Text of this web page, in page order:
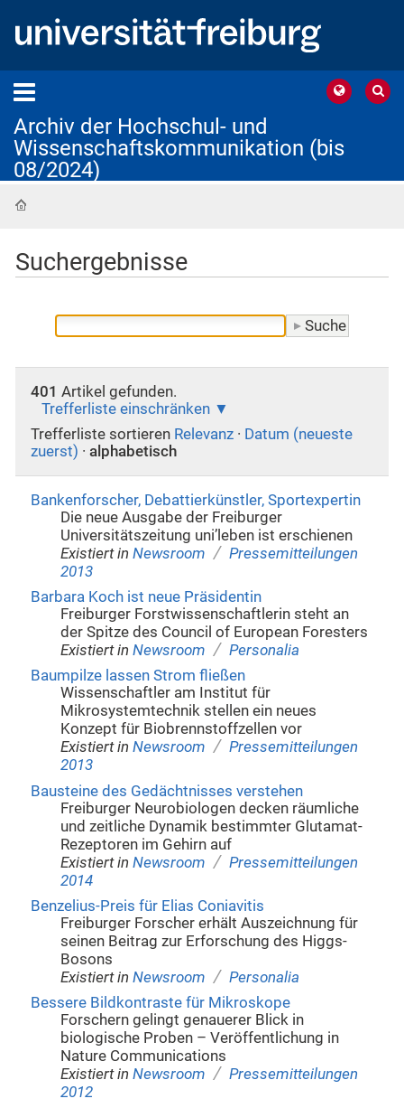
Archiv der Hochschul- und
Wissenschaftskommunikation (bis
08/2024)
Suchergebnisse
401 Artikel gefunden.
Trefferliste einschränken
Trefferliste sortieren Relevanz · Datum (neueste
zuerst) · alphabetisch
Bankenforscher, Debattierkünstler, Sportexpertin
Die neue Ausgabe der Freiburger
Universitätszeitung uni’leben ist erschienen
Existiert in Newsroom / Pressemitteilungen
2013
Barbara Koch ist neue Präsidentin
Freiburger Forstwissenschaftlerin steht an
der Spitze des Council of European Foresters
Existiert in Newsroom / Personalia
Baumpilze lassen Strom fließen
Wissenschaftler am Institut für
Mikrosystemtechnik stellen ein neues
Konzept für Biobrennstoffzellen vor
Existiert in Newsroom / Pressemitteilungen
2013
Bausteine des Gedächtnisses verstehen
Freiburger Neurobiologen decken räumliche
und zeitliche Dynamik bestimmter Glutamat-
Rezeptoren im Gehirn auf
Existiert in Newsroom / Pressemitteilungen
2014
Benzelius-Preis für Elias Coniavitis
Freiburger Forscher erhält Auszeichnung für
seinen Beitrag zur Erforschung des Higgs-
Bosons
Existiert in Newsroom / Personalia
Bessere Bildkontraste für Mikroskope
Forschern gelingt genauerer Blick in
biologische Proben – Veröffentlichung in
Nature Communications
Existiert in Newsroom / Pressemitteilungen
2012